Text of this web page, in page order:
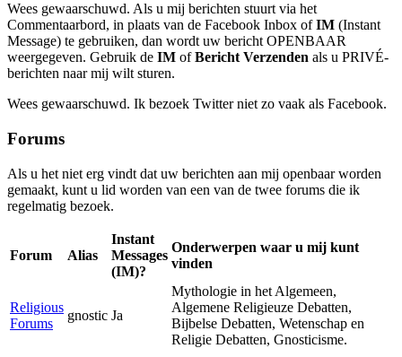
Wees gewaarschuwd. Als u mij berichten stuurt via het
Commentaarbord, in plaats van de Facebook Inbox ofIM (Instant
Message) te gebruiken, dan wordt uw bericht OPENBAAR
weergegeven. Gebruik de IM ofBericht Verzenden als u PRIVÉ-
berichten naar mij wilt sturen.
Wees gewaarschuwd. Ik bezoek Twitter niet zo vaak als Facebook.
Forums
Als u het niet erg vindt dat uw berichten aan mij openbaar worden
gemaakt, kunt u lid worden van een van de twee forums die ik
regelmatig bezoek.
Forum Alias
Instant
Messages
(IM)?
Onderwerpen waar u mij kunt
vinden
Religious
Forums
gnostic Ja
Mythologie in het Algemeen,
Algemene Religieuze Debatten,
Bijbelse Debatten, Wetenschap en
Religie Debatten, Gnosticisme.